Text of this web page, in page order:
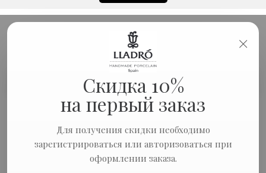
×
Скидка 10%
на первый заказ
Для получения скидки необходимо
зарегистрироваться или авторизоваться при
оформлении заказа.
Скульптура "Пантера
оригами" (хамелеон)